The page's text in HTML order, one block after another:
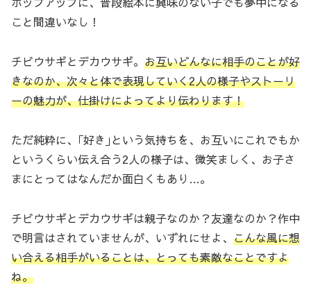
こと間違いなし！
チビウサギとデカウサギ。 お互いどんなに相手のことが好
きなのか、次々と体で表現していく2人の様子やストーリ
ーの魅力が、仕掛けによってより伝わります！
ただ純粋に、｢好き｣という気持ちを、お互いにこれでもか
というくらい伝え合う2人の様子は、微笑ましく、お子さ
まにとってはなんだか面白くもあり…。
チビウサギとデカウサギは親子なのか？友達なのか？作中
で明言はされていませんが、いずれにせよ、 こんな風に想
い合える相手がいることは、とっても素敵なことですよ
ね。